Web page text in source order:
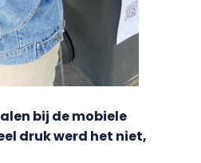
bij de mobiele
druk werd het niet,